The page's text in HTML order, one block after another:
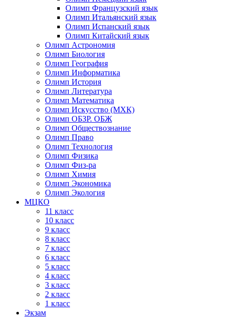
Олимп Французский язык
Олимп Итальянский язык
Олимп Испанский язык
Олимп Китайский язык
Олимп Астрономия
Олимп Биология
Олимп География
Олимп Информатика
Олимп История
Олимп Литература
Олимп Математика
Олимп Искусство (МХК)
Олимп ОБЗР. ОБЖ
Олимп Обществознание
Олимп Право
Олимп Технология
Олимп Физика
Олимп Физ-ра
Олимп Химия
Олимп Экономика
Олимп Экология
МЦКО
11 класс
10 класс
9 класс
8 класс
7 класс
6 класс
5 класс
4 класс
3 класс
2 класс
1 класс
Экзам